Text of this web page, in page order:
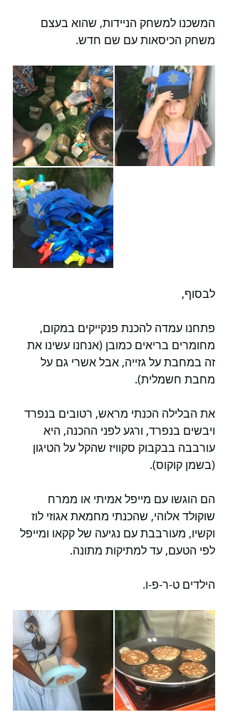
המשכנו למשחק הניידות, שהוא בעצם
משחק הכיסאות עם שם חדש.
לבסוף,
פתחנו עמדה להכנת פנקייקים במקום,
מחומרים בריאים כמובן (אנחנו עשינו את
זה במחבת על גזייה, אבל אשרי גם על
מחבת חשמלית).
את הבלילה הכנתי מראש, רטובים בנפרד
ויבשים בנפרד, ורגע לפני ההכנה, היא
עורבבה בבקבוק סקוויז שהקל על הטיגון
(בשמן קוקוס).
הם הוגשו עם מייפל אמיתי או ממרח
שוקולד אלוהי, שהכנתי מחמאת אגוזי לוז
וקשיו, מעורבבת עם נגיעה של קקאו ומייפל
לפי הטעם, עד למתיקות מתונה.
הילדים ט-ר-פ-ו.